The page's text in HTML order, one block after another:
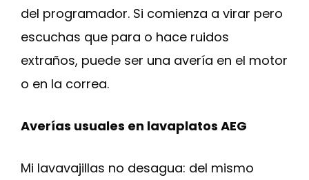
del programador. Si comienza a virar pero
escuchas que para o hace ruidos
extraños, puede ser una avería en el motor
o en la correa.
Averías usuales en lavaplatos AEG
Mi lavavajillas no desagua: del mismo